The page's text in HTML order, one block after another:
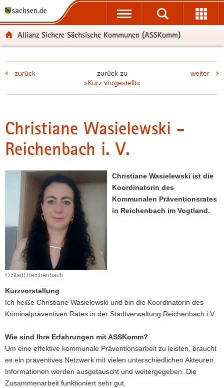
t
l
e
g
r
e
N
g
t
i
o
t
l
v
g
a
t
p
i
a
t
t
r
e
e
i
c
h
Allianz Sichere Sächsische Kommunen (ASSKomm)
zurück
zurück zu
»Kurz vorgestellt«
weiter
Christiane Wasielewski -
Reichenbach i. V.
© Stadt Reichenbach
Christiane Wasielewski ist die
Koordinatorin des
Kommunalen Präventionsrates
in Reichenbach im Vogtland.
Kurzvorstellung
Ich heiße Christiane Wasielewski und bin die Koordinatorin des
Kriminalpräventiven Rates in der Stadtverwaltung Reichenbach i.V.
Wie sind Ihre Erfahrungen mit ASSKomm?
Um eine effektive kommunale Präventionsarbeit zu leisten, braucht
es ein präventives Netzwerk mit vielen unterschiedlichen Akteuren.
Informationen werden ausgetauscht und weitergegeben. Die
Zusammenarbeit funktioniert sehr gut.